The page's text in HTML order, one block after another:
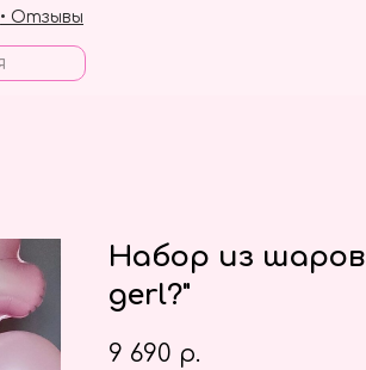
• Отзывы
Набор из
gerl?"
9 690 р.